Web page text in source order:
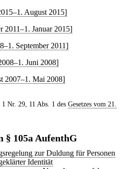
August 2015]
2011–1. Januar 2015]
September 2011]
Juni 2008]
2007–1. Mai 2008]
Nr. 29, 11 Abs. 1 des Gesetzes vom 21.
§ 105a AufenthG
zur Duldung für Personen
Identität